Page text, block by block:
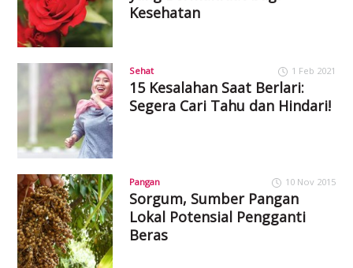
Kesehatan
Sehat 1 Feb 2021
15 Kesalahan Saat Berlari:
Segera Cari Tahu dan Hindari!
Pangan 10 Nov 2015
Sorgum, Sumber Pangan
Lokal Potensial Pengganti
Beras